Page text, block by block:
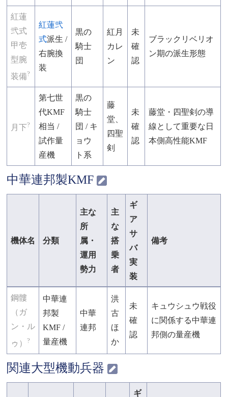
紅蓮
弐式
甲壱
型腕
装備?
紅蓮弐
式派生 /
右腕換
装
黒の
騎士
団
紅月
カレ
ン
未
確
認
ブラックリベリオ
ン期の派生形態
月下?
第七世
代KMF
相当 /
試作量
産機
黒の
騎士
団 / キ
ョウ
ト系
藤
堂、
四聖
剣
未
確
認
藤堂・四聖剣の導
線として重要な日
本側高性能KMF
中華連邦製KMF
機体名 分類
主な
所
属・
運用
勢力
主
な
搭
乗
者
ギ
ア
サ
バ
実
装
備考
鋼髏
（ガ
ン・ル
ゥ）
?
中華連
邦製
KMF /
量産機
中華
連邦
洪
古
ほ
か
未
確
認
キュウシュウ戦役
に関係する中華連
邦側の量産機
関連大型機動兵器
ギ